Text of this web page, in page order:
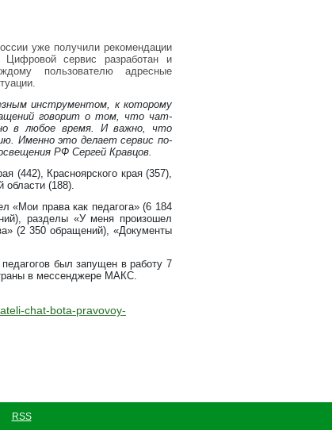
уже получили рекомендации
Цифровой сервис разработан и
пользователю адресные
инструментом, к которому
говорит о том, что чат-
в любое время. И важно, что
Именно это делает сервис по-
РФ Сергей Кравцов.
(442), Красноярского края (357),
области (188).
«Мои права как педагога» (6 184
разделы «У меня произошел
(2 350 обращений), «Документы
был запущен в работу 7
в мессенджере МАКС.
chat-bota-pravovoy-
RSS